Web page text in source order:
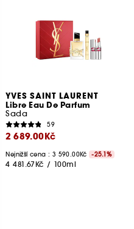
YVES SAINT LAURENT
Libre Eau De Parfum
Sada
59
2 689.00Kč
Nejnižší cena : 3 590.00Kč -25.1%
4 481.67Kč / 100ml